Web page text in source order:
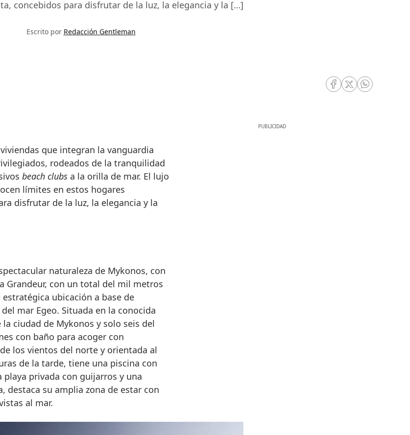
concebidos para disfrutar de la luz, la elegancia y la […]
Escrito por Redacción Gentleman
RRSS Facebook
RRSS Twitter
RRSS
rodeados de la tranquilidad
beach clubsa la orilla de mar. El lujo
límites en estos hogares
disfrutar de la luz, la elegancia y la
naturaleza de Mykonos, con
Grandeur, con un total del mil metros
ubicación a base de
mar Egeo. Situada en la conocida
ciudad de Mykonos y solo seis del
con baño para acoger con
los vientos del norte y orientada al
de la tarde, tiene una piscina con
playa privada con guijarros y una
destaca su amplia zona de estar con
al mar.